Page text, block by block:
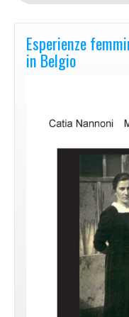
Esperienze
in Belgio